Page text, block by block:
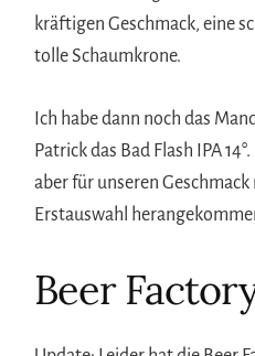
kräftigen Geschmack, eine
tolle Schaumkrone.
Ich habe dann noch das
Patrick das Bad Flash IPA
aber für unseren
Erstauswahl
Beer